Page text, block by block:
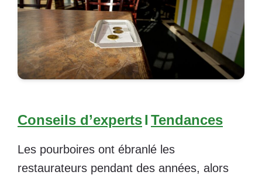
Conseils d’expertsI Tendances
Les pourboires ont ébranlé les
restaurateurs pendant des années, alors